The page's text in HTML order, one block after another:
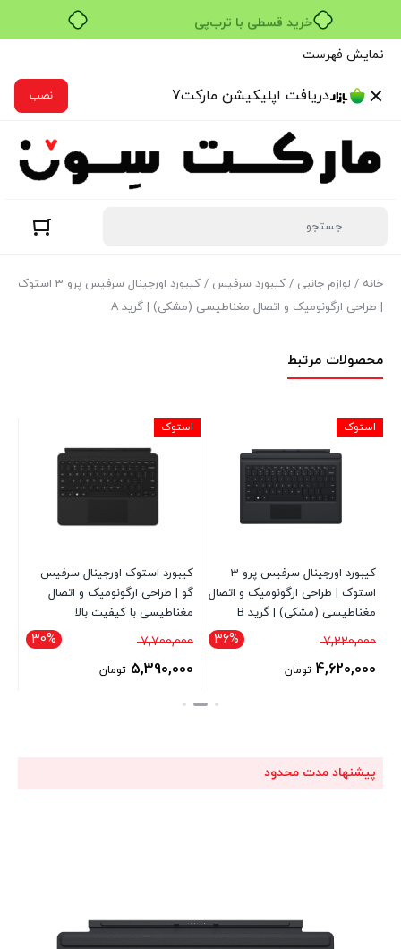
نمایش فهرست
دریافت اپلیکیشن مارکت7 نصب
خانه / لوازم جانبی / کیبورد سرفیس
/ کیبورد اورجینال سرفیس پرو 3 استوک
| طراحی ارگونومیک و اتصال مغناطیسی (مشکی) | گرید A
محصولات مرتبط
کیبورد اورجینال سرفیس پرو 3
استوک | طراحی ارگونومیک و اتصال
مغناطیسی (مشکی) | گرید B
36% 7,220,000قیمت
اصلی4,620,000 تومان
است.
استوک
کیبورد استوک اورجینال سرفیس
گو | طراحی ارگونومیک و اتصال
مغناطیسی با کیفیت بالا
30% 7,700,000قیمت
اصلی5,390,000 تومان
استوک
پیشنهاد مدت محدود